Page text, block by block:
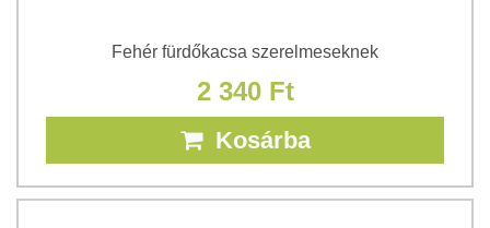
Fehér fürdőkacsa szerelmeseknek
2 340 Ft
Kosárba